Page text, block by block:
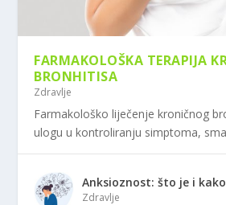
FARMAKOLOŠKA TERAPIJA
BRONHITISA
Zdravlje
Farmakološko liječenje kroničnog
ulogu u kontroliranju simptoma,
Anksioznost: što je i
Zdravlje